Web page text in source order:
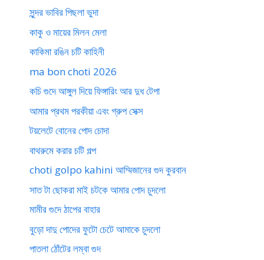
সুন্দর ভাবির পিছলা ভুদা
কাকু ও মায়ের মিলন মেলা
কাকিমা রঙিন চটি কাহিনী
ma bon choti 2026
কচি গুদে আঙ্গুল দিয়ে ফিঙ্গারিং আর দুধ টেপা
আমার প্রথম পরকীয়া এবং গ্রুপ সেক্স
টয়লেটে বোনের পোদ চোদা
বাথরুমে করার চটি গল্প
choti golpo kahini আম্মিজানের গুদ কুরবান
সাত টা ছোকরা মাই চটকে আমার পোদ চুদলো
মামীর গুদে ঠাপের বাহার
বুড়ো দাদু পোদের ফুটো চেটে আমাকে চুদলো
পাতলা ঠোঁটের লম্বা গুদ